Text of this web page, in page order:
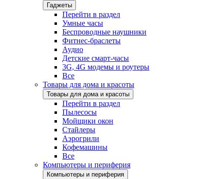
Гаджеты
Перейти в раздел
Умные часы
Беспроводные наушники
Фитнес-браслеты
Аудио
Детские смарт-часы
3G, 4G модемы и роутеры
Все
Товары для дома и красоты
Товары для дома и красоты
Перейти в раздел
Пылесосы
Мойщики окон
Стайлеры
Аэрогрили
Кофемашины
Все
Компьютеры и периферия
Компьютеры и периферия